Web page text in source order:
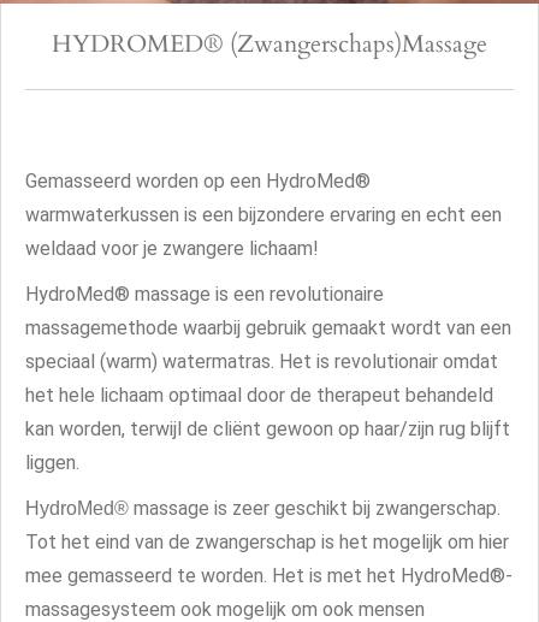
HYDROMED® (Zwangerschaps)Massage
Gemasseerd worden op een HydroMed®
warmwaterkussen is een bijzondere ervaring en echt een
weldaad voor je zwangere lichaam!
HydroMed® massage is een revolutionaire
massagemethode waarbij gebruik gemaakt wordt van een
speciaal (warm) watermatras. Het is revolutionair omdat
het hele lichaam optimaal door de therapeut behandeld
kan worden, terwijl de cliënt gewoon op haar/zijn rug blijft
liggen.
HydroMed® massage is zeer geschikt bij zwangerschap.
Tot het eind van de zwangerschap is het mogelijk om hier
mee gemasseerd te worden. Het is met het HydroMed®-
massagesysteem ook mogelijk om ook mensen